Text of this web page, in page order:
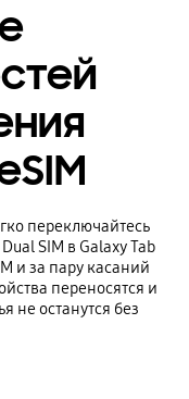
переключайтесь
SIM в Galaxy Tab
и за пару касаний
переносятся и
не останутся без